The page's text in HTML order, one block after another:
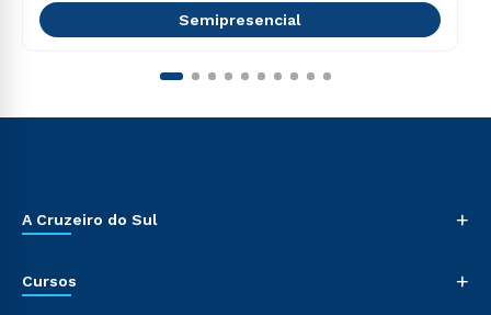
Semipresencial
A Cruzeiro do Sul +
Cursos +